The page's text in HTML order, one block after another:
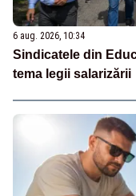
6 aug. 2026, 10:34
Sindicatele din
tema legii salarizării